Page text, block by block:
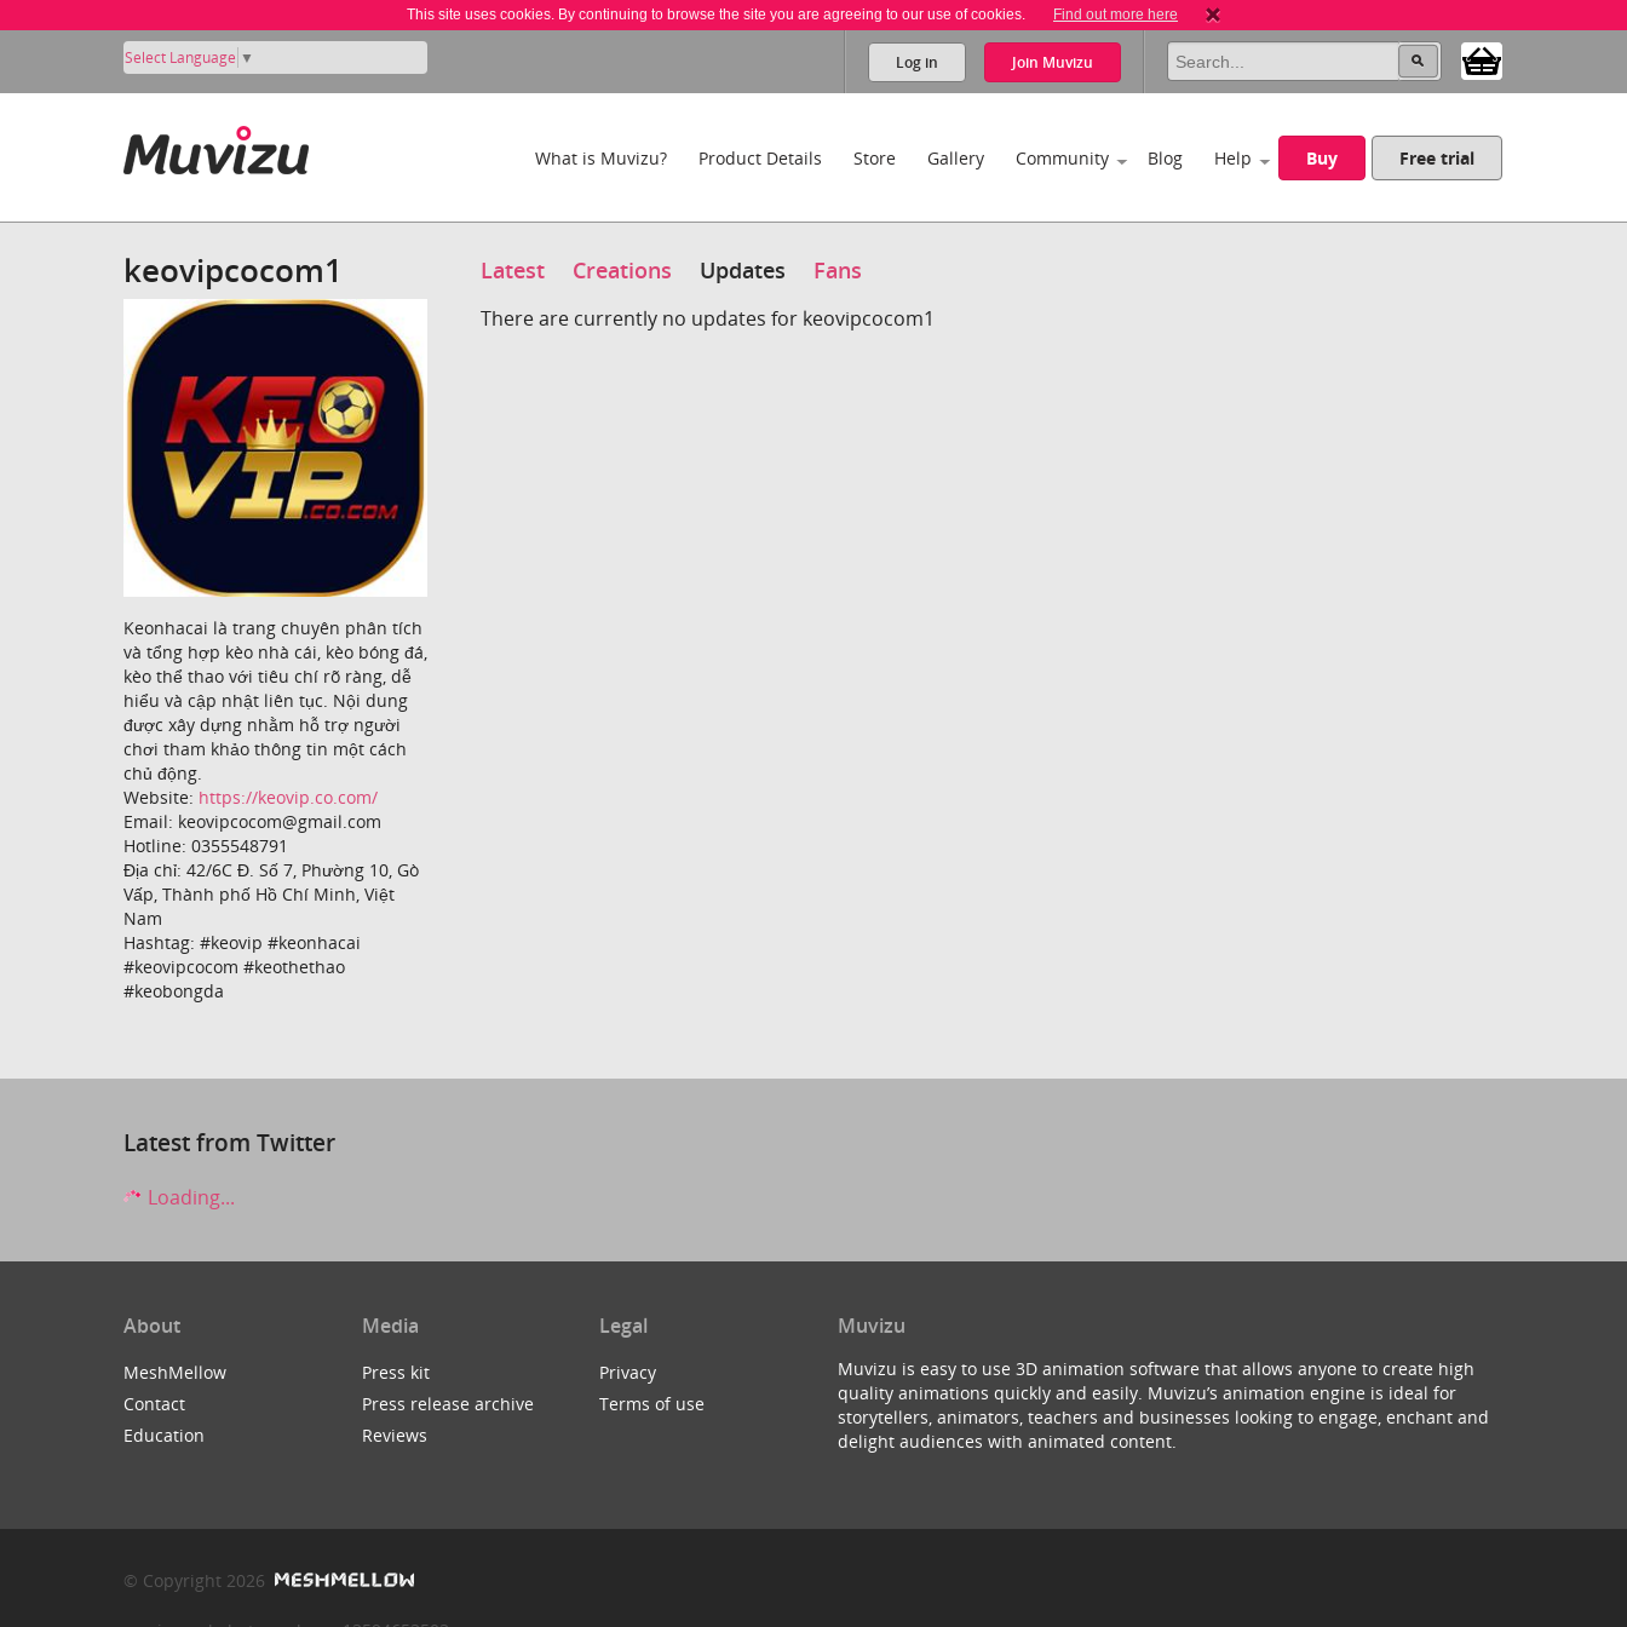
This site uses cookies. By continuing to browse the site you are agreeing to our use of cookies. Find out more here
Select Language ▼ Log in Join Muvizu
What is Muvizu? Product Details Store Gallery Community Blog Help Buy Free trial
keovipcocom1
Keonhacai là trang chuyên phân tích
và tổng hợp kèo nhà cái, kèo bóng đá,
kèo thể thao với tiêu chí rõ ràng, dễ
hiểu và cập nhật liên tục. Nội dung
được xây dựng nhằm hỗ trợ người
chơi tham khảo thông tin một cách
chủ động.
Website: https://keovip.co.com/
Email: keovipcocom@gmail.com
Hotline: 0355548791
Địa chỉ: 42/6C Đ. Số 7, Phường 10, Gò
Vấp, Thành phố Hồ Chí Minh, Việt
Nam
Hashtag: #keovip #keonhacai
#keovipcocom #keothethao
#keobongda
Latest Creations Updates Fans
There are currently no updates for keovipcocom1
Latest from Twitter
Loading...
About
MeshMellow
Contact
Education
Media
Press kit
Press release archive
Reviews
Legal
Privacy
Terms of use
Muvizu
Muvizu is easy to use 3D animation software that allows anyone to create high
quality animations quickly and easily. Muvizu’s animation engine is ideal for
storytellers, animators, teachers and businesses looking to engage, enchant and
delight audiences with animated content.
© Copyright 2026